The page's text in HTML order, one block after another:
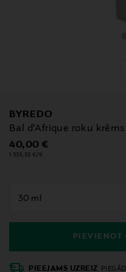
BYREDO
Bal d'Afrique roku
Original Price
40,00 €
1 333,33 €/1l
PIEVIENOT
PIEEJAMS UZREIZ